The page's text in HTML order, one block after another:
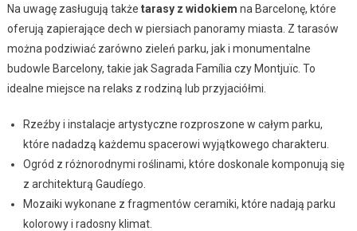
Na uwagę zasługują także tarasy z widokiem na Barcelonę, które
oferują zapierające dech w piersiach panoramy miasta. Z tarasów
można podziwiać zarówno zieleń parku, jak i monumentalne
budowle Barcelony, takie jak Sagrada Família czy Montjuïc. To
idealne miejsce na relaks z rodziną lub przyjaciółmi.
Rzeźby i instalacje artystyczne rozproszone w całym parku,
które nadadzą każdemu spacerowi wyjątkowego charakteru.
Ogród z różnorodnymi roślinami, które doskonale komponują się
z architekturą Gaudíego.
Mozaiki wykonane z fragmentów ceramiki, które nadają parku
kolorowy i radosny klimat.